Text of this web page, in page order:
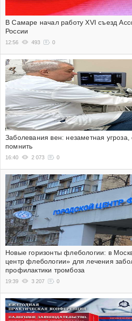
В Самаре начал работу XVI съезд
России
12:56 493 0
Заболевания вен: незаметная
помнить
16:40 2 073 0
Новые горизонты флебологии: в
центр флебологии» для лечения
профилактики тромбоза
19:39 3 207 0